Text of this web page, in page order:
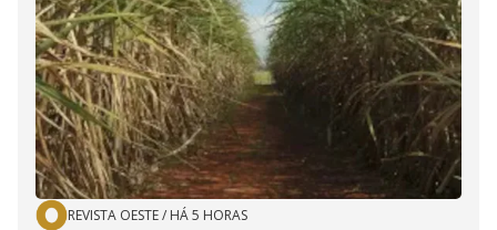
REVISTA OESTE/ HÁ 5 HORAS